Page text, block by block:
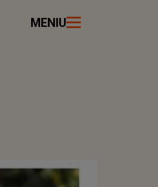
MENIU